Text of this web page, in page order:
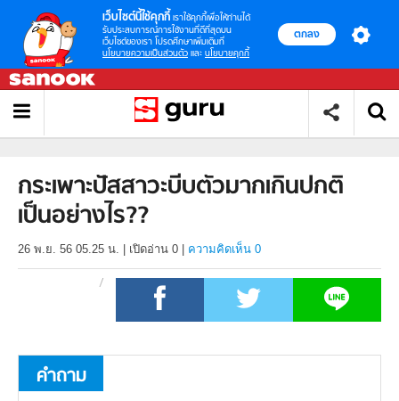
เว็บไซต์นี้ใช้คุกกี้ เราใช้คุกกี้เพื่อให้ท่านได้
รับประสบการณ์การใช้งานที่ดีที่สุดบน
เว็บไซต์ของเรา โปรดศึกษาเพิ่มเติมที่
นโยบายความเป็นส่วนตัว และ นโยบายคุกกี้
ตกลง
กระเพาะปัสสาวะบีบตัวมากเกินปกติ
เป็นอย่างไร??
26 พ.ย. 56 05.25 น. เปิดอ่าน 0 ความคิดเห็น 0
คำถาม